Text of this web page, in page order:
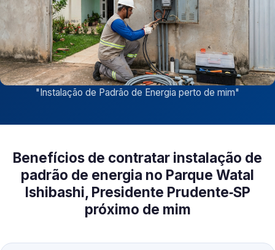
"Instalação de Padrão de Energia perto de mim"
Benefícios de contratar instalação de
padrão de energia no Parque Watal
Ishibashi, Presidente Prudente‑SP
próximo de mim